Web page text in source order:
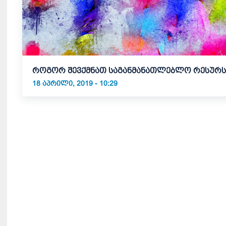
როგორ შევქმნათ საგანმანათლებლო
18 ᲐᲞᲠᲘᲚᲘ, 2019 - 10:29